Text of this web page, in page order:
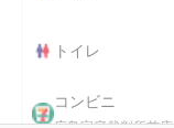
トイレ
コンビニ